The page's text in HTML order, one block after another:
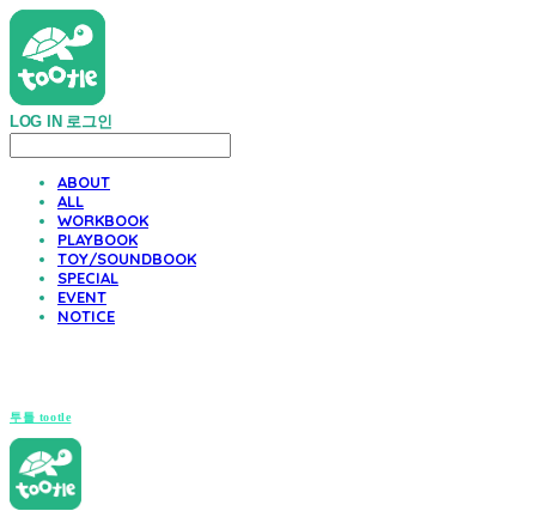
LOG IN 로그인
ABOUT
ALL
WORKBOOK
PLAYBOOK
TOY/SOUNDBOOK
SPECIAL
EVENT
NOTICE
투틀 tootle